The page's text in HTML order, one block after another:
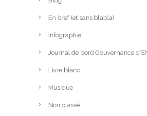
En bref (et sans blabla)
Infographie
Journal de bord Gouvernance
Livre blanc
Musique
Non classé